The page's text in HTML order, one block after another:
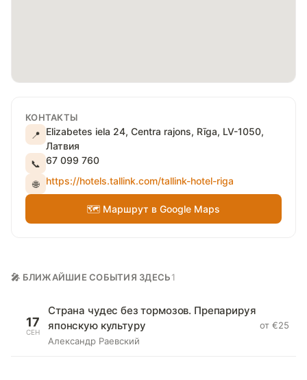
КОНТАКТЫ
📍 Elizabetes iela 24, Centra rajons, Rīga, LV-1050,
Латвия
📞 67 099 760
🌐 https://hotels.tallink.com/tallink-hotel-riga
🗺 Маршрут в Google Maps
🎤 БЛИЖАЙШИЕ СОБЫТИЯ ЗДЕСЬ1
17
СЕН
Страна чудес без тормозов. Препарируя
японскую культуру
Александр Раевский
от €25